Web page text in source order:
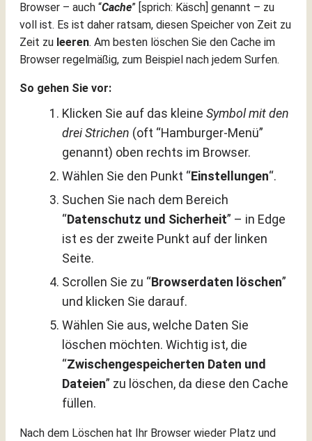
Browser – auch “Cache” [sprich: Käsch] genannt – zu
voll ist. Es ist daher ratsam, diesen Speicher von Zeit zu
Zeit zu leeren. Am besten löschen Sie den Cache im
Browser regelmäßig, zum Beispiel nach jedem Surfen.
So gehen Sie vor:
Klicken Sie auf das kleineSymbol mit den
drei Strichen (oft “Hamburger-Menü”
genannt) oben rechts im Browser.
Wählen Sie den Punkt “Einstellungen“.
Suchen Sie nach dem Bereich
“Datenschutz und Sicherheit” – in Edge
ist es der zweite Punkt auf der linken
Seite.
Scrollen Sie zu “Browserdaten löschen”
und klicken Sie darauf.
Wählen Sie aus, welche Daten Sie
löschen möchten. Wichtig ist, die
“Zwischengespeicherten Daten und
Dateien” zu löschen, da diese den Cache
füllen.
Nach dem Löschen hat Ihr Browser wieder Platz und